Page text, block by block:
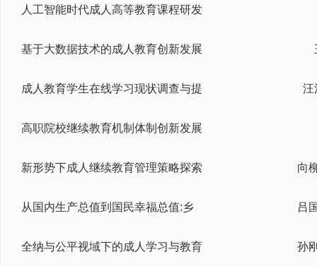
人工智能时代成人高等教育课程研发
基于大数据技术的成人教育创新发展
成人教育学生在线学习现状调查与提 汪
高职院校继续教育机制体制创新发展
新形势下成人继续教育管理策略探索
从国内生产总值到国民幸福总值:乡
全纳与公平视域下的成人学习与教育 孙